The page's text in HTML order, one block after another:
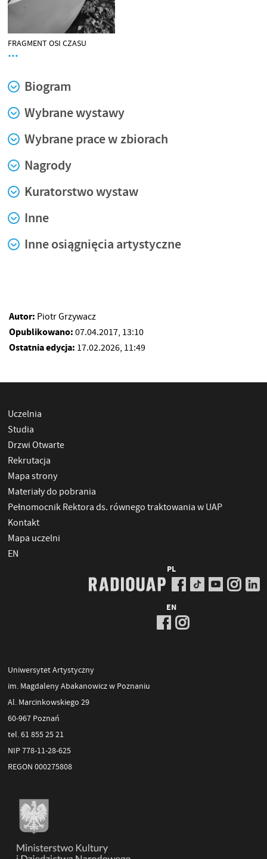
FRAGMENT OSI CZASU
…
Biogram
Wybrane wystawy
Wybrane prace w zbiorach
Nagrody
Kuratorstwo wystaw
Inne
Inne osiągnięcia artystyczne
Autor: Piotr Grzywacz
Opublikowano: 07.04.2017, 13:10
Ostatnia edycja: 17.02.2026, 11:49
Uczelnia
Studia
Drzwi Otwarte
Rekrutacja
Mapa strony
Materiały do pobrania
Pełnomocnik Rektora ds. równego traktowania w UAP
Kontakt
Mapa uczelni
EN
PL
EN
Uniwersytet Artystyczny
im. Magdaleny Abakanowicz w Poznaniu
Al. Marcinkowskiego 29
60-967 Poznań
tel. 61 855 25 21
NIP 778-11-28-625
REGON 000275808